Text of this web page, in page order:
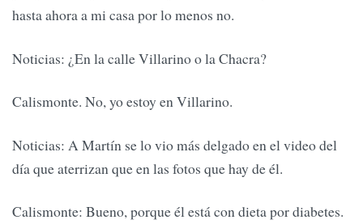
hasta ahora a mi casa por lo menos no.
Noticias: ¿En la calle Villarino o la Chacra?
Calismonte. No, yo estoy en Villarino.
Noticias: A Martín se lo vio más delgado en el video del
día que aterrizan que en las fotos que hay de él.
Calismonte: Bueno, porque él está con dieta por diabetes.